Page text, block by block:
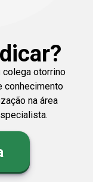
colega otorrino
conhecimento
na área